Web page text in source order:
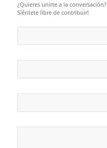
¿Quieres unirte a la conversación?
Siéntete libre de contribuir!